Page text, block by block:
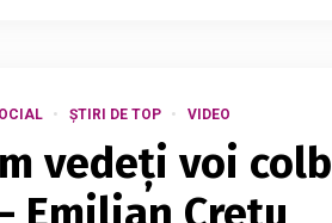
ȘTIRI DE TOP VIDEO
vedeți voi colb